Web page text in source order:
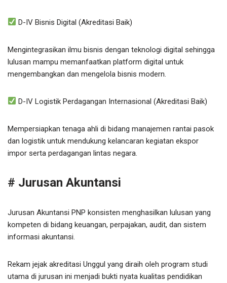
D-IV Bisnis Digital (Akreditasi Baik)
Mengintegrasikan ilmu bisnis dengan teknologi digital sehingga
lulusan mampu memanfaatkan platform digital untuk
mengembangkan dan mengelola bisnis modern.
D-IV Logistik Perdagangan Internasional (Akreditasi Baik)
Mempersiapkan tenaga ahli di bidang manajemen rantai pasok
dan logistik untuk mendukung kelancaran kegiatan ekspor
impor serta perdagangan lintas negara.
# Jurusan Akuntansi
Jurusan Akuntansi PNP konsisten menghasilkan lulusan yang
kompeten di bidang keuangan, perpajakan, audit, dan sistem
informasi akuntansi.
Rekam jejak akreditasi Unggul yang diraih oleh program studi
utama di jurusan ini menjadi bukti nyata kualitas pendidikan